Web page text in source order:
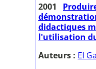
2001
didactiques
l'utilisation du
Auteurs : El